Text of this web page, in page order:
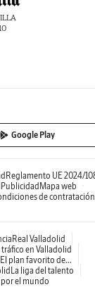
Google Play
Reglamento UE 2024/
Publicidad Mapa web
de contratación
Real Valladolid
tráfico en Valladolid
El plan favorito de...
La liga del talento
el mundo